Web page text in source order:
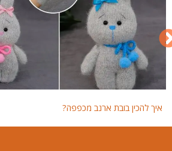
איך להכין בובת ארנב מכפפה?